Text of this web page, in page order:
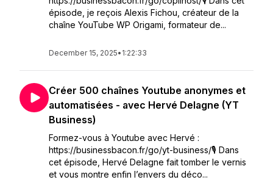
épisode, je reçois Alexis Fichou, créateur de la
chaîne YouTube WP Origami, formateur de...
December 15, 2025• 1:22:33
Créer 500 chaînes Youtube anonymes et
automatisées - avec Hervé Delagne (YT
Business)
Formez-vous à Youtube avec Hervé :
https://businessbacon.fr/go/yt-business/🎙 Dans
cet épisode, Hervé Delagne fait tomber le vernis
et vous montre enfin l’envers du déco...